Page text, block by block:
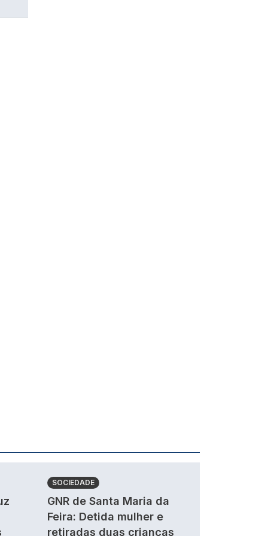
SOCIEDADE
GNR de Santa Maria da
Feira: Detida mulher e
retiradas duas crianças